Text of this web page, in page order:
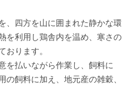
、四方を山に囲まれた静かな環
を利用し鶏舎内を温め、寒さの
おります。
を払いながら作業し、飼料に
の飼料に加え、地元産の雑穀、